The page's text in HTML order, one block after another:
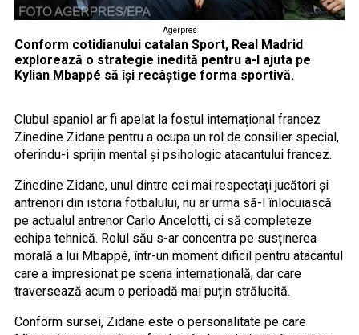
Agerpres
Conform cotidianului catalan Sport, Real Madrid
explorează o strategie inedită pentru a-l ajuta pe
Kylian Mbappé să își recâștige forma sportivă.
Clubul spaniol ar fi apelat la fostul internațional francez
Zinedine Zidane pentru a ocupa un rol de consilier special,
oferindu-i sprijin mental și psihologic atacantului francez.
Zinedine Zidane, unul dintre cei mai respectați jucători și
antrenori din istoria fotbalului, nu ar urma să-l înlocuiască
pe actualul antrenor Carlo Ancelotti, ci să completeze
echipa tehnică. Rolul său s-ar concentra pe susținerea
morală a lui Mbappé, într-un moment dificil pentru atacantul
care a impresionat pe scena internațională, dar care
traversează acum o perioadă mai puțin strălucită.
Conform sursei, Zidane este o personalitate pe care